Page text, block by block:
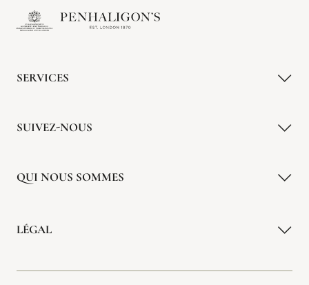
SERVICES
SUIVEZ-NOUS
QUI NOUS SOMMES
LÉGAL